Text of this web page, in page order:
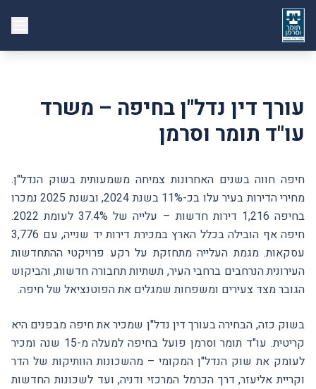
עורך דין נדל"ן בחיפה – משרד
עו"ד תומר וסרמן
חיפה חווה בשנים האחרונות צמיחה משמעותית בשוק הנדל"ן.
מחירי הדירות בעיר עלו בכ-11% בשנת 2024, ובשנת 2025 נמכרו
בחיפה 1,216 דירות חדשות – עלייה של 37.4% לעומת 2022.
חיפה אף הובילה בכלל הארץ במכירת דירות יד שנייה, עם 3,776
עסקאות. מגמת העלייה מתחזקת על רקע פרויקטי ההתחדשות
העירונית הנרחבים ברחבי העיר, תשתיות תחבורה חדשות, והביקוש
הגובר מצד צעירים ומשפחות שמגלים את הפוטנציאל של חיפה.
בשוק כזה, הבחירה בעורך דין נדל"ן שמכיר את חיפה מבפנים היא
קריטית. עו"ד תומר וסרמן פועל בחיפה למעלה מ-15 שנה ומכיר
לעומק את שוק הנדל"ן המקומי – מהשכונות הוותיקות של הדר
וקריית אליעזר, דרך הכרמל המרכזי ודניה, ועד לשכונות החדשות